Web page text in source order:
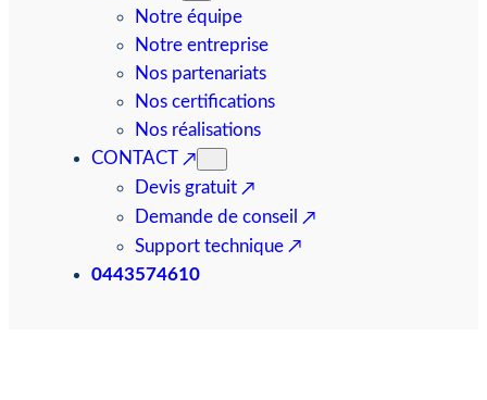
Notre équipe
Notre entreprise
Nos partenariats
Nos certifications
Nos réalisations
CONTACT
Devis gratuit
Demande de conseil
Support technique
0443574610